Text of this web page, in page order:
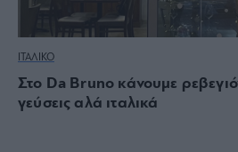
ΙΤΑΛΙΚΟ
Στο Da Bruno κάνουμε
γεύσεις αλά ιταλικά